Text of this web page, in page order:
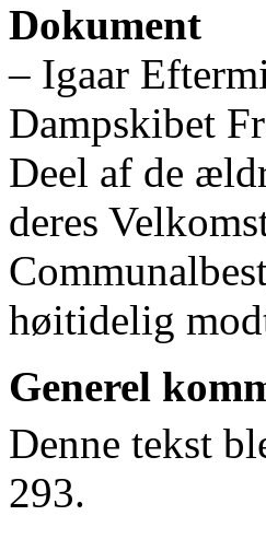
Dokument
‒ Igaar
Dampskibet
Deel af de
deres
høitidelig
Generel
Denne tekst
293.